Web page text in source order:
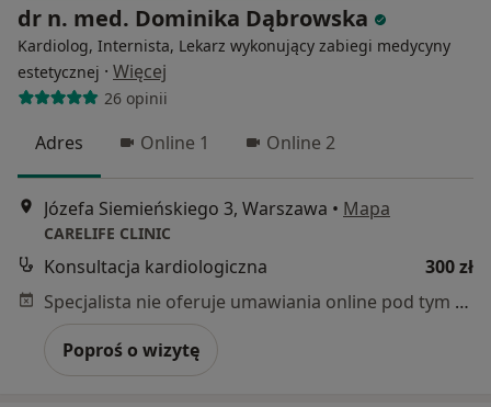
dr n. med. Dominika Dąbrowska
Kardiolog, Internista, Lekarz wykonujący zabiegi medycyny
estetycznej · Więcej
26 opinii
Adres Online 1 Online 2
Józefa Siemieńskiego 3, Warszawa • Mapa
CARELIFE CLINIC
Konsultacja kardiologiczna
300 zł
Specjalista nie oferuje umawiania online pod tym adresem.
Poproś o wizytę